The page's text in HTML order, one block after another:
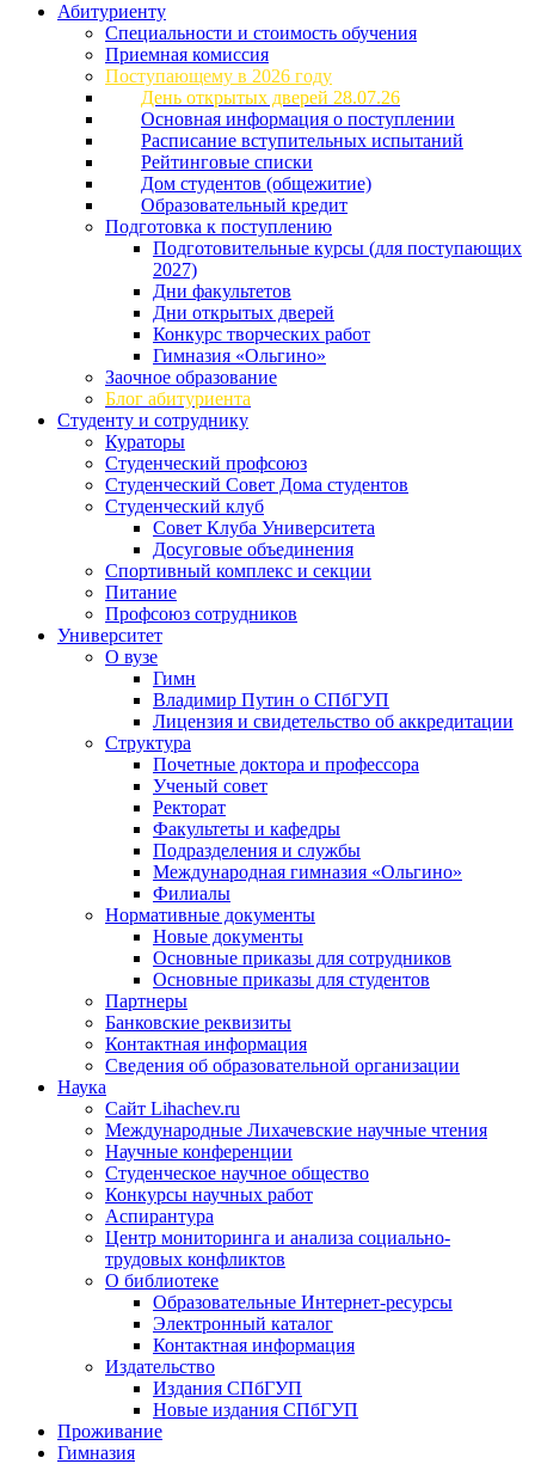
Абитуриенту
Специальности и стоимость обучения
Приемная комиссия
Поступающему в 2026 году
День открытых дверей 28.07.26
Основная информация о поступлении
Расписание вступительных испытаний
Рейтинговые списки
Дом студентов (общежитие)
Образовательный кредит
Подготовка к поступлению
Подготовительные курсы (для поступающих
2027)
Дни факультетов
Дни открытых дверей
Конкурс творческих работ
Гимназия «Ольгино»
Заочное образование
Блог абитуриента
Студенту и сотруднику
Кураторы
Студенческий профсоюз
Студенческий Совет Дома студентов
Студенческий клуб
Совет Клуба Университета
Досуговые объединения
Спортивный комплекс и секции
Питание
Профсоюз сотрудников
Университет
О вузе
Гимн
Владимир Путин о СПбГУП
Лицензия и свидетельство об аккредитации
Структура
Почетные доктора и профессора
Ученый совет
Ректорат
Факультеты и кафедры
Подразделения и службы
Международная гимназия «Ольгино»
Филиалы
Нормативные документы
Новые документы
Основные приказы для сотрудников
Основные приказы для студентов
Партнеры
Банковские реквизиты
Контактная информация
Сведения об образовательной организации
Наука
Сайт Lihachev.ru
Международные Лихачевские научные чтения
Научные конференции
Студенческое научное общество
Конкурсы научных работ
Аспирантура
Центр мониторинга и анализа социально-
трудовых конфликтов
О библиотеке
Образовательные Интернет-ресурсы
Электронный каталог
Контактная информация
Издательство
Издания СПбГУП
Новые издания СПбГУП
Проживание
Гимназия